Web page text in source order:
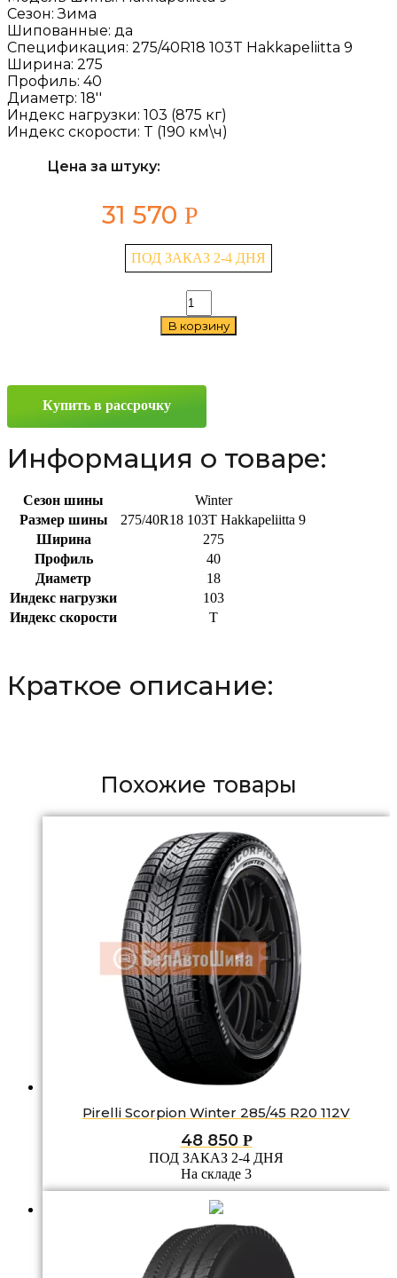
Сезон:Зима
Шипованные: да
Спецификация: 275/40R18 103T Hakkapeliitta 9
Ширина: 275
Профиль: 40
Диаметр: 18''
Индекс нагрузки: 103 (875 кг)
Индекс скорости: T (190 км\ч)
Цена за штуку:
31 570 Р
ПОД ЗАКАЗ 2-4 ДНЯ
Количество
товара
Nokian
275/40
103T
В корзину
Купить в рассрочку
Информация о товаре:
Сезон шины
Winter
Размер шины
275/40R18 103T Hakkapeliitta 9
Ширина
275
Профиль
40
Диаметр
18
Индекс нагрузки
103
Индекс скорости
T
Краткое описание:
Похожие товары
Pirelli Scorpion Winter 285/45 R20 112V
48 850 Р
ПОД ЗАКАЗ 2-4 ДНЯ
На складе 3